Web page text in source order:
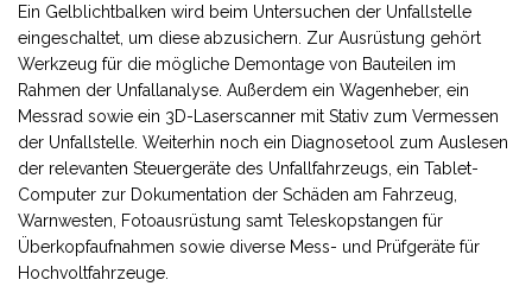
Ein Gelblichtbalken wird beim Untersuchen der Unfallstelle
eingeschaltet, um diese abzusichern. Zur Ausrüstung gehört
Werkzeug für die mögliche Demontage von Bauteilen im
Rahmen der Unfallanalyse. Außerdem ein Wagenheber, ein
Messrad sowie ein 3D-Laserscanner mit Stativ zum Vermessen
der Unfallstelle. Weiterhin noch ein Diagnosetool zum Auslesen
der relevanten Steuergeräte des Unfallfahrzeugs, ein Tablet-
Computer zur Dokumentation der Schäden am Fahrzeug,
Warnwesten, Fotoausrüstung samt Teleskopstangen für
Überkopfaufnahmen sowie diverse Mess- und Prüfgeräte für
Hochvoltfahrzeuge.